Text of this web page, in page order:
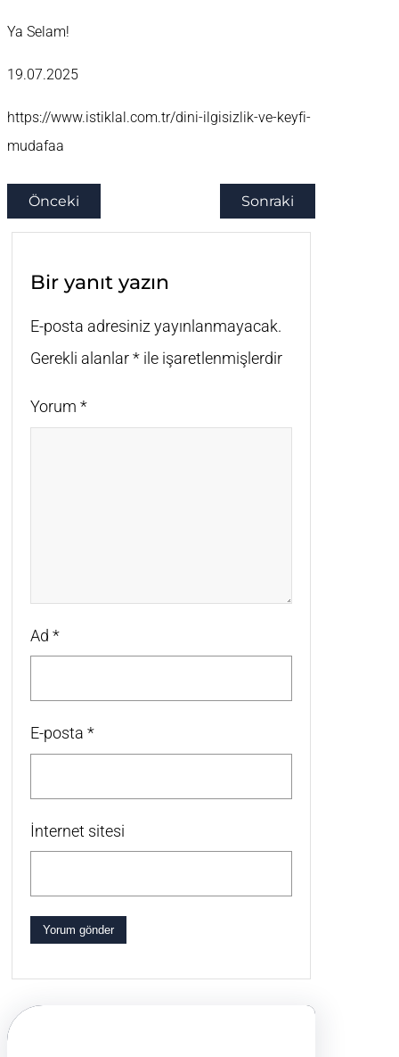
Ya Selam!
19.07.2025
https://www.istiklal.com.tr/dini-ilgisizlik-ve-keyfi-
mudafaa
Önceki Sonraki
Bir yanıt yazın
E-posta adresiniz yayınlanmayacak.
Gerekli alanlar* ile işaretlenmişlerdir
Yorum *
Ad *
E-posta *
İnternet sitesi